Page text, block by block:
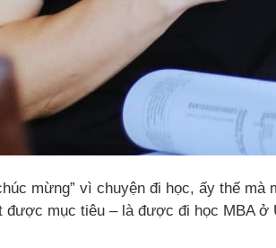
mừng” vì chuyện đi học, ấy thế
được mục tiêu – là được đi học MBA